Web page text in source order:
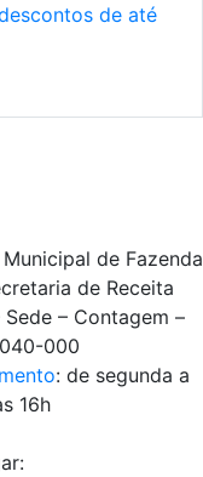
de até
de Fazenda
de Receita
– Contagem –
000
: de segunda a
16h